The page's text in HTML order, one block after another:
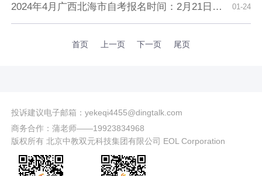
01-24
2024年4月广西北海市自考报名时间：2月21日9:00至3月1日18:00
首页 上一页 下一页 尾页
投诉建议电子邮箱：yekeqi4455@dingtalk.com
商务合作：蒲老师——19923834968
版权所有 北京中教双元科技集团有限公司 EOL Corporation